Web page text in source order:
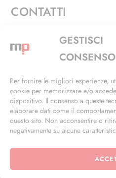
GESTISCI
CONSENSO
Per fornire le migliori esperienze,
cookie per memorizzare e/o
dispositivo. Il consenso a queste
elaborare dati come il
questo sito. Non acconsentire o
negativamente su alcune
CONTATTI
Via Alfieri, 27 - Trezzano
+39 02 4846 3155
info@masterphil.it